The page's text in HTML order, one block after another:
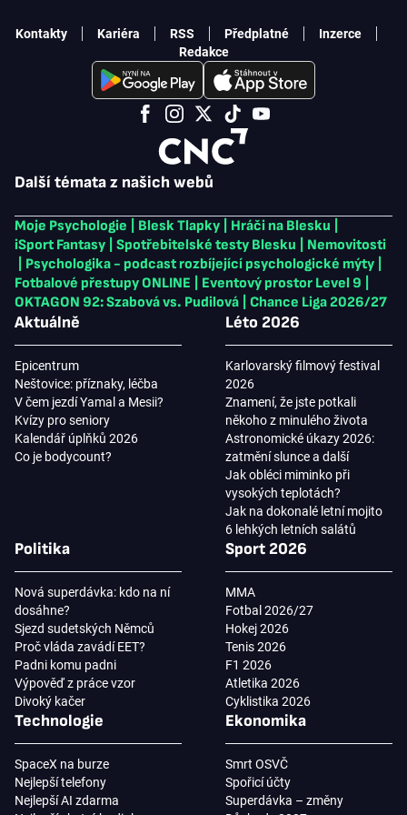
Další témata z našich webů
Moje Psychologie Blesk Tlapky Hráči na Blesku
iSport Fantasy
Spotřebitelské testy Blesku
Nemovitosti
Psychologika - podcast rozbíjející psychologické mýty
Fotbalové přestupy ONLINE
Eventový prostor Level 9
OKTAGON 92: Szabová vs. Pudilová
Chance Liga 2026/27
Aktuálně
Epicentrum
Neštovice: příznaky, léčba
V čem jezdí Yamal a Mesii?
Kvízy pro seniory
Kalendář úplňků 2026
Co je bodycount?
Léto 2026
Karlovarský filmový festival
2026
Znamení, že jste potkali
někoho z minulého života
Astronomické úkazy 2026:
zatmění slunce a další
Jak obléci miminko při
vysokých teplotách?
Jak na dokonalé letní mojito
6 lehkých letních salátů
Politika
Nová superdávka: kdo na ní
dosáhne?
Sjezd sudetských Němců
Proč vláda zavádí EET?
Padni komu padni
Výpověď z práce vzor
Divoký kačer
Sport 2026
MMA
Fotbal 2026/27
Hokej 2026
Tenis 2026
F1 2026
Atletika 2026
Cyklistika 2026
Technologie
SpaceX na burze
Nejlepší telefony
Nejlepší AI zdarma
Ekonomika
Smrt OSVČ
Spořicí účty
Superdávka – změny
Kontakty Kariéra RSS Předplatné
Inzerce
Redakce